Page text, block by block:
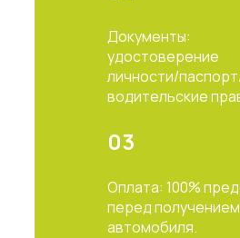
Документы:
удостоверение
личности/
водительские
03
Оплата: 100%
перед получением
автомобиля.